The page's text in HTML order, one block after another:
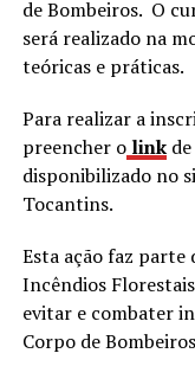
de Bombeiros. O
será realizado na
teóricas e práticas.
Para realizar a
preencher o linkde
disponibilizado no
Tocantins.
Esta ação faz parte
Incêndios
evitar e combater
Corpo de